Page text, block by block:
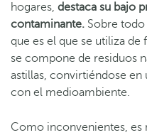
hogares, destaca su bajo
contaminante. Sobre
que es el que se utiliza
se compone de residuos
astillas, convirtiéndose en
con el medioambiente.
Como inconvenientes, es